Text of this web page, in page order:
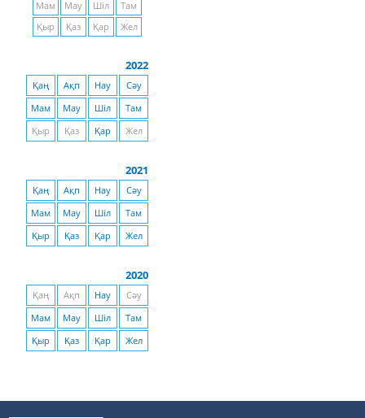
Мам Мау Шіл
Там
Қыр
Қаз Қар Жел
2022
Қаң Ақп Нау
Сәу
Мам
Мау Шіл
Там
Қыр
Қаз Қар Жел
2021
Қаң Ақп Нау
Сәу
Мам
Мау Шіл
Там
Қыр
Қаз Қар Жел
2020
Қаң Ақп Нау
Сәу
Мам
Мау Шіл
Там
Қыр
Қаз Қар Жел